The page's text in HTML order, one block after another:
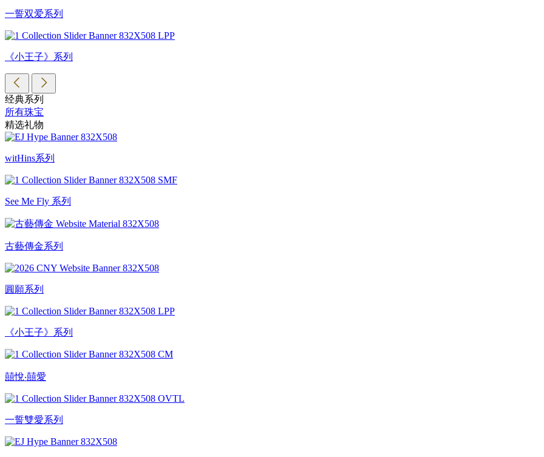
一誓双爱系列
《小王子》系列
经典系列
所有珠宝
精选礼物
witHins系列
See Me Fly 系列
古藝傳金系列
圓願系列
《小王子》系列
囍悅‧囍愛
一誓雙愛系列